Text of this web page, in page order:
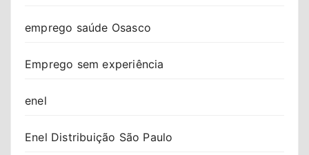
emprego saúde Osasco
Emprego sem experiência
enel
Enel Distribuição São Paulo